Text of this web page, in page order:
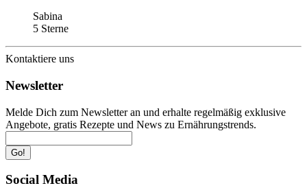
Sabina
5 Sterne
Kontaktiere uns
Newsletter
Melde Dich zum Newsletter an und erhalte regelmäßig exklusive
Angebote, gratis Rezepte und News zu Ernährungstrends.
Go!
Social Media